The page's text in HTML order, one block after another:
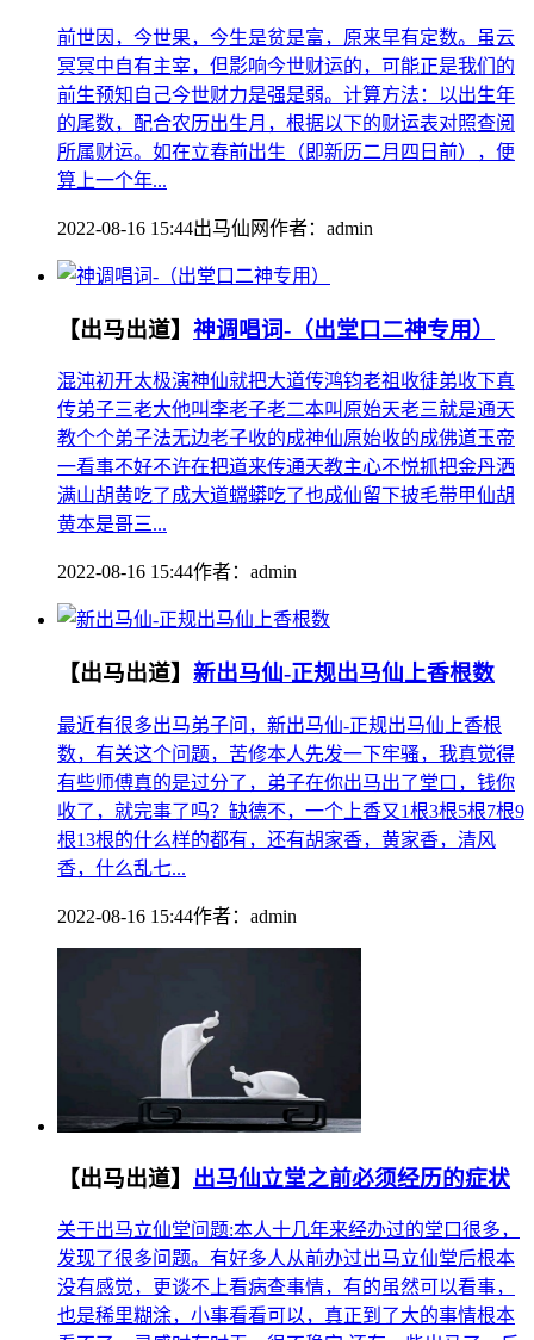
前世因，今世果，今生是贫是富，原来早有定数。虽云
冥冥中自有主宰，但影响今世财运的，可能正是我们的
前生预知自己今世财力是强是弱。计算方法：以出生年
的尾数，配合农历出生月，根据以下的财运表对照查阅
所属财运。如在立春前出生（即新历二月四日前），便
算上一个年...
2022-08-16 15:44出马仙网作者： admin
【出马出道】 神调唱词-（出堂口二神专用）
混沌初开太极演神仙就把大道传鸿钧老祖收徒弟收下真
传弟子三老大他叫李老子老二本叫原始天老三就是通天
教个个弟子法无边老子收的成神仙原始收的成佛道玉帝
一看事不好不许在把道来传通天教主心不悦抓把金丹洒
满山胡黄吃了成大道蟐蟒吃了也成仙留下披毛带甲仙胡
黄本是哥三...
2022-08-16 15:44作者： admin
【出马出道】 新出马仙-正规出马仙上香根数
最近有很多出马弟子问，新出马仙-正规出马仙上香根
数，有关这个问题，苦修本人先发一下牢骚，我真觉得
有些师傅真的是过分了，弟子在你出马出了堂口，钱你
收了，就完事了吗？缺德不，一个上香又1根3根5根7根9
根13根的什么样的都有，还有胡家香，黄家香，清风
香，什么乱七...
2022-08-16 15:44作者： admin
【出马出道】 出马仙立堂之前必须经历的症状
关于出马立仙堂问题:本人十几年来经办过的堂口很多，
发现了很多问题。有好多人从前办过出马立仙堂后根本
没有感觉，更谈不上看病查事情，有的虽然可以看事，
也是稀里糊涂，小事看看可以，真正到了大的事情根本